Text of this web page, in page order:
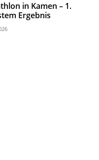
in Kamen – 1.
Ergebnis